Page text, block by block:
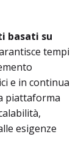
basati su
tempi
e in continua
piattaforma
esigenze